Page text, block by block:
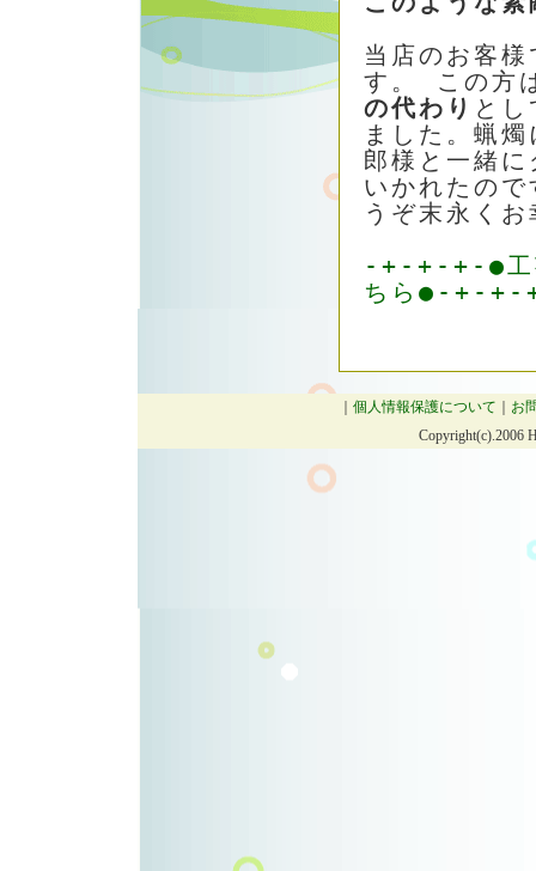
当店のお客
す。 この方
の代わり と
ました。蝋
郎様と一緒
いかれたの
うぞ末永く
-+-+-+-●工
ちら●-+-+-
個人情報保護について
お
Copyright(c).2006